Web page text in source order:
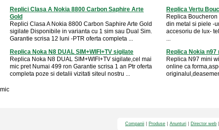
Replici Clasa A Nokia 8800 Carbon Saphire Arte
Gold
Replici Clasa A Nokia 8800 Carbon Saphire Arte Gold
sigilate Disponibile in varianta cu 1 sim sau Dual Sim.
Garantie scrisa 12 luni -PTR oferta completa ...
Replica Vertu
Replica
din metal si piele -
accesoriu de lux-
...
Replica Noka N8 DUAL SIM+WIFI+TV sigilate
Replica Noka N8 DUAL SIM+WIFI+TV sigilate,cel mai
mic pret Numai 499 ron Garantie scrisa 1 an Ptr oferta
completa poze si detalii vizitati siteul nostru ...
Replica Nokia
Replica N97 mini
online ca
mic
Companii Produse Anunturi Director web